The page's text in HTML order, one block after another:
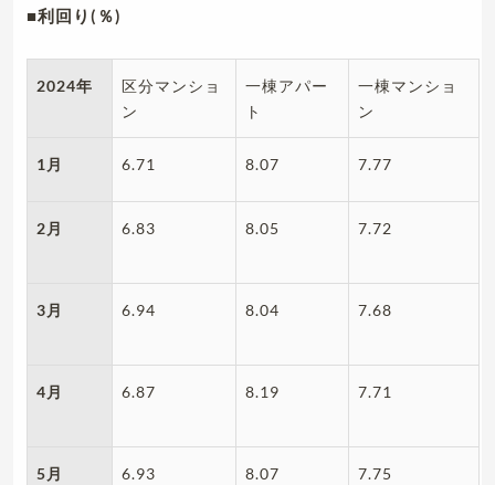
■利回り(％)
2024年
区分マンショ
ン
一棟アパー
ト
一棟マンショ
ン
1月 6.71 8.07 7.77
2月 6.83 8.05 7.72
3月 6.94 8.04 7.68
4月 6.87 8.19 7.71
5月 6.93 8.07 7.75